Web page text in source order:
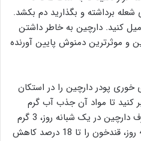
برداشته و بگذارید دم بکشد.
کنید. دارچین به خاطر داشتن
و موثرترین دمنوش پایین آورنده
پودر دارچین را در استکان
تا مواد آن جذب آب گرم
شده و سپس بنوشید. مقدار مصرف دارچین در یک شبانه روز، 3 گرم
است که با استفاده مداوم طی 40 روز، قندخون را تا 18 درصد کاهش